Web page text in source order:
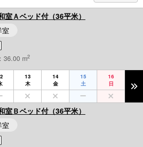
室Ａベッド付（36平米）
室
36.00 m2
13
木
14
金
15
土
16
日
室Ｂベッド付（36平米）
室